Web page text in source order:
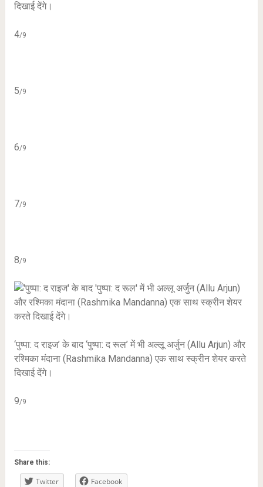
दिखाई देंगे।
4/9
5/9
6/9
7/9
8/9
‘पुष्पा: द राइज’ के बाद ‘पुष्पा: द रूल’ में भी अल्लू अर्जुन (Allu Arjun) और
रश्मिका मंदाना (Rashmika Mandanna) एक साथ स्क्रीन शेयर करते
दिखाई देंगे।
9/9
Share this:
Twitter Facebook